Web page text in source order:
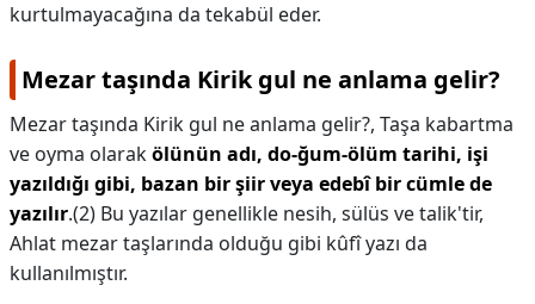
kurtulmayacağına da tekabül eder.
Mezar taşında Kirik gul ne anlama gelir?
Mezar taşında Kirik gul ne anlama gelir?, Taşa kabartma
ve oyma olarakölünün adı, do-ğum-ölüm tarihi, işi
yazıldığı gibi, bazan bir şiir veya edebî bir cümle de
yazılır.(2) Bu yazılar genellikle nesih, sülüs ve talik'tir,
Ahlat mezar taşlarında olduğu gibi kûfî yazı da
kullanılmıştır.